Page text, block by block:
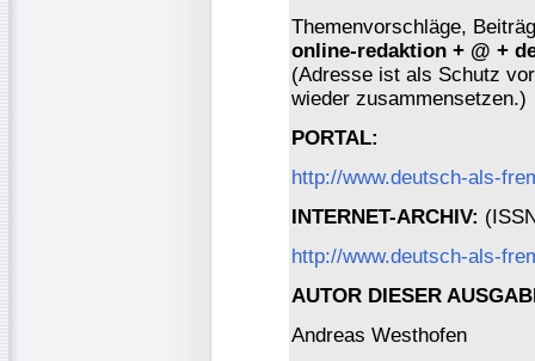
Themenvorschläge,
online-redaktion + @ +
(Adresse ist als Schutz
wieder zusammensetzen.)
PORTAL:
http://www.deutsch-als-
INTERNET-ARCHIV:
http://www.deutsch-als-
AUTOR DIESER
Andreas Westhofen